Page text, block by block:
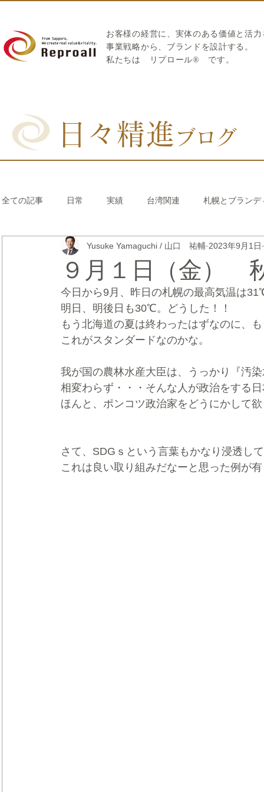
お客様の経営に、実体のある価値と活
​事業戦略から、ブランドを設計する。
私たちは
リプロール® です。
日々精進 ブログ
全ての記事 日常 実績 台湾関連 札幌とブランデ
リブランディング® さとうきび繊維のストロー 中国
CRMブランディング® デジタルマーケティングブランデ
９月１日（金）
Yusuke Yamaguchi / 山口 祐輔 2023年9月1日
今日から9月、昨日の札幌の最高気温は
明日、明後日も30℃。どうした！！
もう北海道の夏は終わったはずなのに、
これがスタンダードなのかな。
我が国の農林水産大臣は、うっかり『汚
相変わらず・・・そんな人が政治をする
ほんと、ポンコツ政治家をどうにかして
さて、SDGｓという言葉もかなり浸透し
これは良い取り組みだなーと思った例が